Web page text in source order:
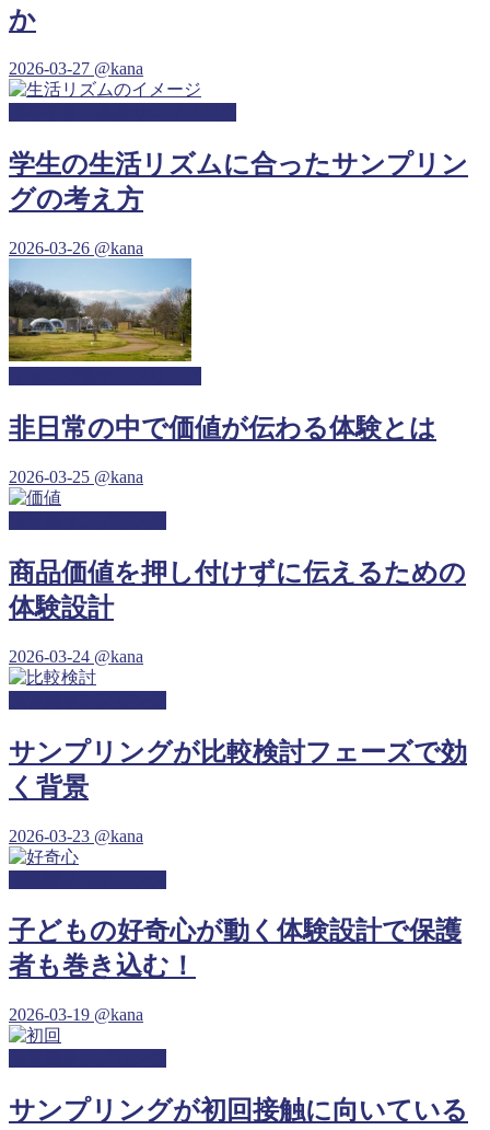
か
2026-03-27 @kana
学生の生活リズムに合ったサンプリン
グの考え方
2026-03-26 @kana
非日常の中で価値が伝わる体験とは
2026-03-25 @kana
商品価値を押し付けずに伝えるための
体験設計
2026-03-24 @kana
サンプリングが比較検討フェーズで効
く背景
2026-03-23 @kana
子どもの好奇心が動く体験設計で保護
者も巻き込む！
2026-03-19 @kana
サンプリングが初回接触に向いている